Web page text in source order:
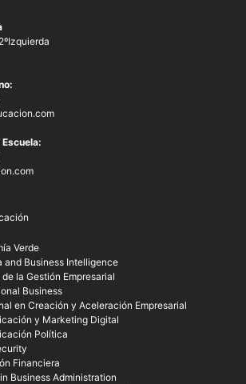
Verde
and Business Intelligence
la Gestión Empresarial
Business
en Creación y Aceleración Empresarial
y Marketing Digital
Política
Financiera
Business Administration